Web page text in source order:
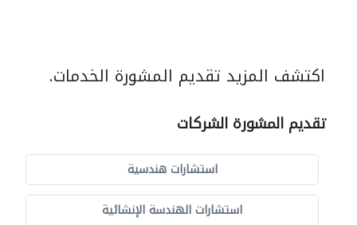
اكتشف المزيد تقديم المشورة الخدمات.
تقديم المشورة الشركات
استشارات هندسية
استشارات الهندسة الإنشائية